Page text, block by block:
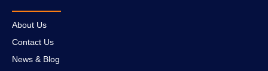
About Us
Contact Us
News & Blog